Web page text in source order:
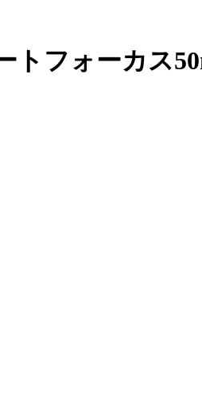
トフォーカス